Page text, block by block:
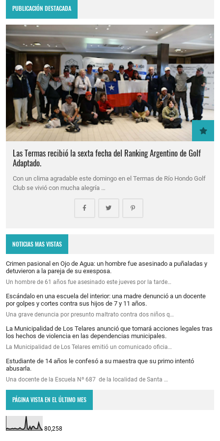
PUBLICACIÓN DESTACADA
Las Termas recibió la sexta fecha del Ranking Argentino de Golf
Adaptado.
Con un clima agradable este domingo en el Termas de Río Hondo Golf
Club se vivió con mucha alegría …
NOTICIAS MAS VISTAS
Crimen pasional en Ojo de Agua: un hombre fue asesinado a puñaladas y
detuvieron a la pareja de su exesposa.
Un hombre de 61 años fue asesinado este jueves por la tarde…
Escándalo en una escuela del interior: una madre denunció a un docente
por golpes y cortes contra sus hijos de 7 y 11 años.
Una grave denuncia por presunto maltrato contra dos niños q…
La Municipalidad de Los Telares anunció que tomará acciones legales tras
los hechos de violencia en las dependencias municipales.
La Municipalidad de Los Telares emitió un comunicado oficia…
Estudiante de 14 años le confesó a su maestra que su primo intentó
abusarla.
Una docente de la Escuela Nº 687 de la localidad de Santa …
PÁGINA VISTA EN EL ÚLTIMO MES
80,258